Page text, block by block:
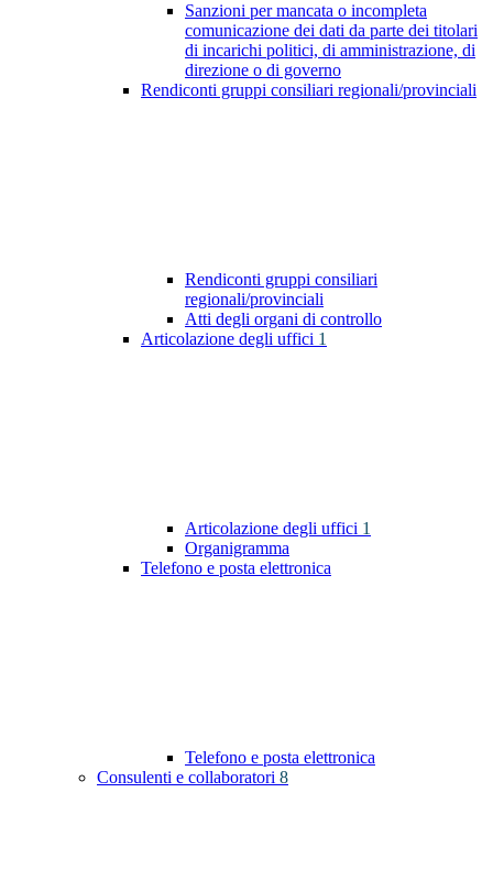
Sanzioni per mancata o incompleta
comunicazione dei dati da parte dei titolari
di incarichi politici, di amministrazione, di
direzione o di governo
Rendiconti gruppi consiliari regionali/provinciali
Rendiconti gruppi consiliari
regionali/provinciali
Atti degli organi di controllo
Articolazione degli uffici 1
Articolazione degli uffici 1
Organigramma
Telefono e posta elettronica
Telefono e posta elettronica
Consulenti e collaboratori 8